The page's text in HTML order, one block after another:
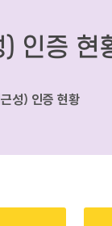
) 인증 현
성) 인증 현황